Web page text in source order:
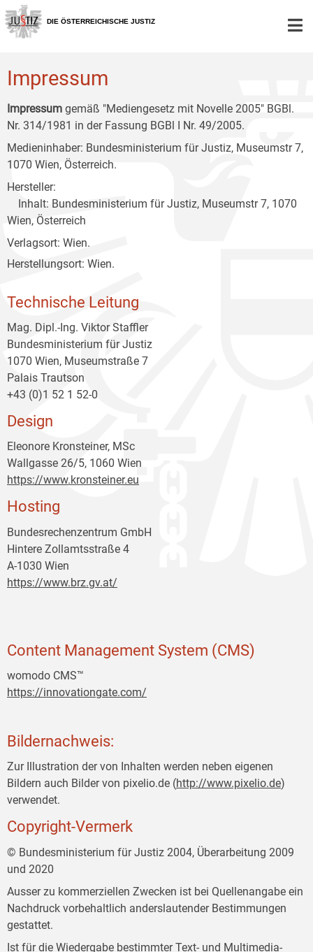
Zur
Hauptnavigation
[1]
Zum
Inhalt
[2]
Zum
Untermenü
[3]
DIE ÖSTERREICHISCHE JUSTIZ
Impressum
Impressum gemäß "Mediengesetz mit Novelle 2005" BGBl.
Nr. 314/1981 in der Fassung BGBl I Nr. 49/2005.
Medieninhaber: Bundesministerium für Justiz, Museumstr 7,
1070 Wien, Österreich.
Hersteller:
Inhalt: Bundesministerium für Justiz, Museumstr 7, 1070
Wien, Österreich
Verlagsort: Wien.
Herstellungsort: Wien.
Technische Leitung
Mag. Dipl.-Ing. Viktor Staffler
Bundesministerium für Justiz
1070 Wien, Museumstraße 7
Palais Trautson
+43 (0)1 52 1 52-0
Design
Eleonore Kronsteiner, MSc
Wallgasse 26/5, 1060 Wien
https://www.kronsteiner.eu
Hosting
Bundesrechenzentrum GmbH
Hintere Zollamtsstraße 4
A-1030 Wien
https://www.brz.gv.at/
Content Management System (CMS)
womodo CMS™
https://innovationgate.com/
Bildernachweis:
Zur Illustration der von Inhalten werden neben eigenen
Bildern auch Bilder von pixelio.de (http://www.pixelio.de)
verwendet.
Copyright-Vermerk
© Bundesministerium für Justiz 2004, Überarbeitung 2009
und 2020
Ausser zu kommerziellen Zwecken ist bei Quellenangabe ein
Nachdruck vorbehaltlich anderslautender Bestimmungen
gestattet.
Ist für die Wiedergabe bestimmter Text- und Multimedia-